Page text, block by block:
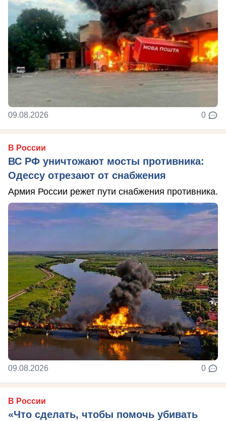
09.08.2026 0
В России
ВС РФ уничтожают мосты противника:
Одессу отрезают от снабжения
Армия России режет пути снабжения противника.
09.08.2026 0
В России
«Что сделать, чтобы помочь убивать